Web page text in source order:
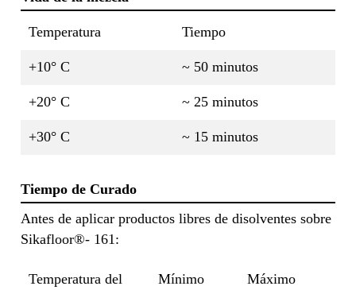
Temperatura Tiempo
+10° C ~ 50 minutos
+20° C ~ 25 minutos
+30° C ~ 15 minutos
Tiempo de Curado
Antes de aplicar productos libres de disolventes sobre
Sikafloor®- 161:
Temperatura del
Mínimo Máximo